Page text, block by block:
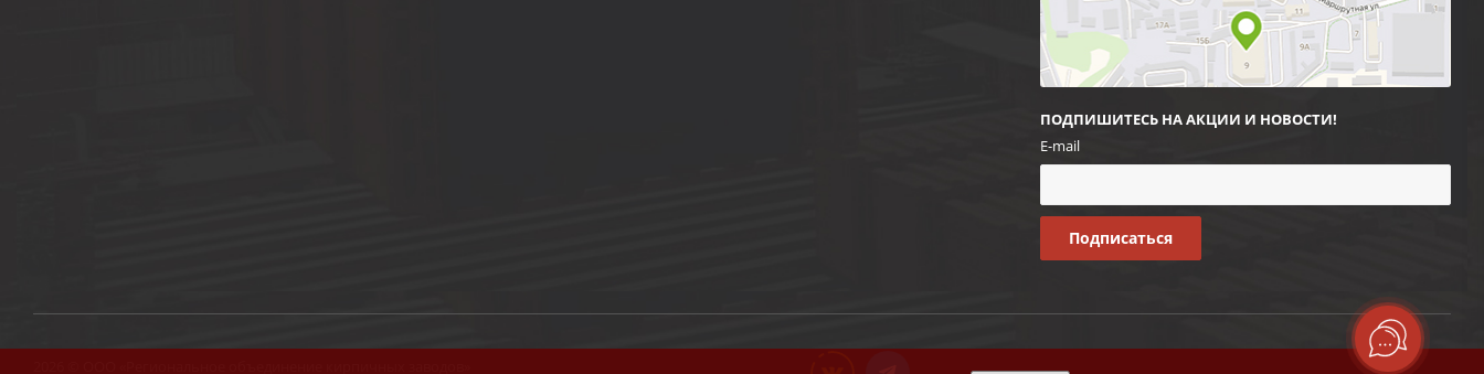
ПОДПИШИТЕСЬ НА АКЦИИ И НОВОСТИ!
E-mail